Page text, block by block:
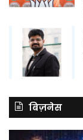
बिज़नेस